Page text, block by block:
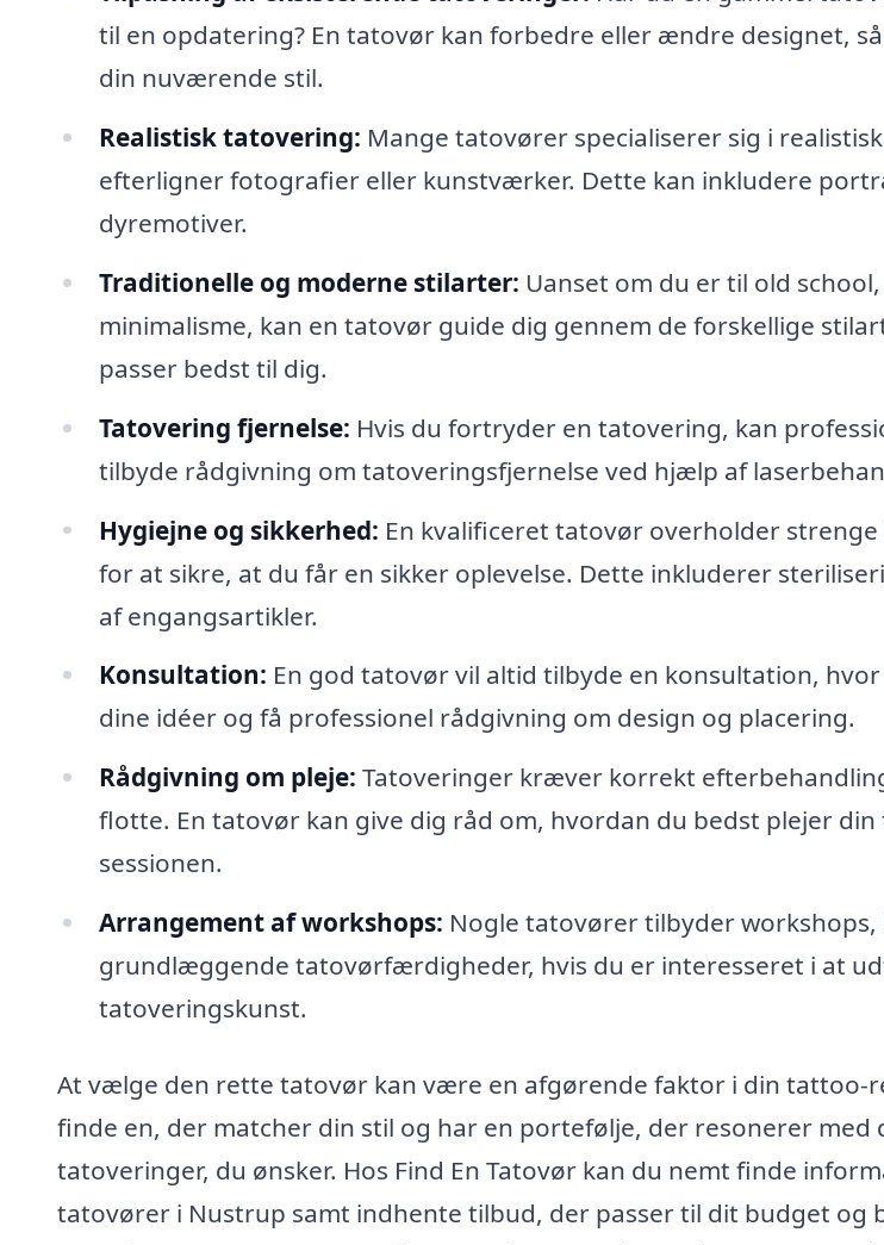
til en opdatering? En tatovør kan forbedre eller ændre designet,
din nuværende stil.
Realistisk tatovering: Mange tatovører specialiserer sig i
efterligner fotografier eller kunstværker. Dette kan inkludere
dyremotiver.
Traditionelle og moderne stilarter: Uanset om du er til old
minimalisme, kan en tatovør guide dig gennem de forskellige
passer bedst til dig.
Tatovering fjernelse: Hvis du fortryder en tatovering, kan
tilbyde rådgivning om tatoveringsfjernelse ved hjælp af
Hygiejne og sikkerhed: En kvalificeret tatovør overholder
for at sikre, at du får en sikker oplevelse. Dette inkluderer
af engangsartikler.
Konsultation: En god tatovør vil altid tilbyde en konsultation,
dine idéer og få professionel rådgivning om design og placering.
Rådgivning om pleje: Tatoveringer kræver korrekt
flotte. En tatovør kan give dig råd om, hvordan du bedst plejer
sessionen.
Arrangement af workshops: Nogle tatovører tilbyder
grundlæggende tatovørfærdigheder, hvis du er interesseret i at
tatoveringskunst.
At vælge den rette tatovør kan være en afgørende faktor i din tattoo-
finde en, der matcher din stil og har en portefølje, der resonerer med
tatoveringer, du ønsker. Hos Find En Tatovør kan du nemt finde
tatovører i Nustrup samt indhente tilbud, der passer til dit budget og